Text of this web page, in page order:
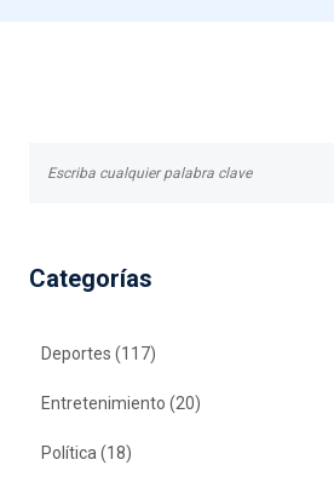
Categorías
Deportes (117)
Entretenimiento (20)
Política (18)